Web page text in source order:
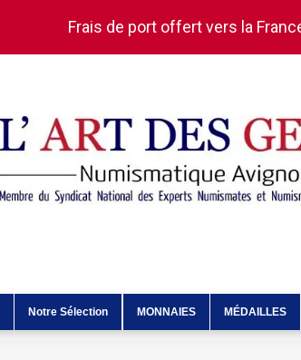
Frais de port offert vers la
Notre Sélection MONNAIES MÉDAILLES